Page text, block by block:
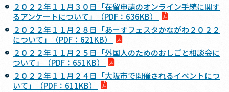
２０２２年１１月３０日「在留申請のオンライン手続に関す
るアンケートについて」（PDF：636KB）
２０２２年１１月２８日「あーすフェスタかながわ２０２２
について」（PDF：621KB）
２０２２年１１月２５日「外国人のためのおしごと相談会に
ついて」（PDF：651KB）
２０２２年１１月２４日「大阪市で開催されるイベントにつ
いて」（PDF：611KB）